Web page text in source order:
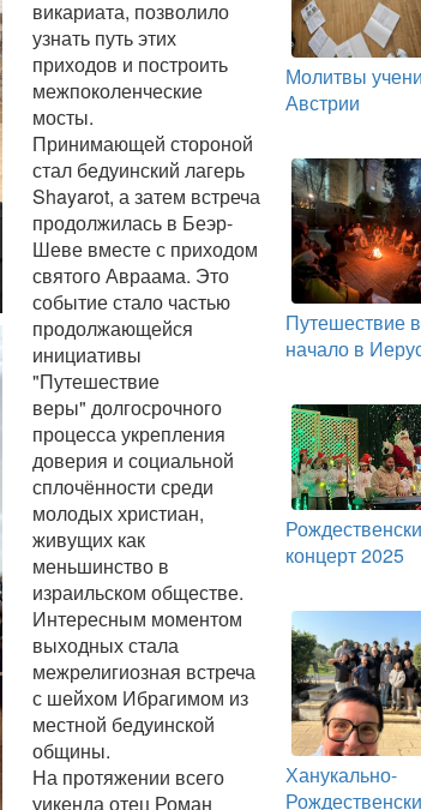
викариата, позволило
узнать путь этих
приходов и построить
межпоколенческие
мосты.
Принимающей стороной
стал бедуинский лагерь
Shayarot, а затем встреча
продолжилась в Беэр-
Шеве вместе с приходом
святого Авраама. Это
событие стало частью
продолжающейся
инициативы
"Путешествие
веры" долгосрочного
процесса укрепления
доверия и социальной
сплочённости среди
молодых христиан,
живущих как
меньшинство в
израильском обществе.
Интересным моментом
выходных стала
межрелигиозная встреча
с шейхом Ибрагимом из
местной бедуинской
общины.
На протяжении всего
уикенда отец Роман
Молитвы
Австрии
Путешествие
начало в
концерт 2025
Ханукально-